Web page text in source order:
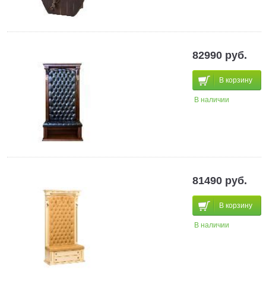
82990 руб.
В корзину
В наличии
81490 руб.
В корзину
В наличии